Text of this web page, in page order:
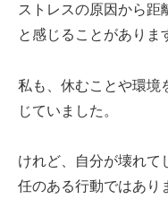
ストレスの原因から距
と感じることがありま
私も、休むことや環境
じていました。
けれど、自分が壊れて
任のある行動ではあり